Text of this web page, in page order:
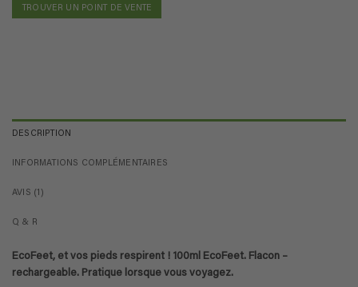
TROUVER UN POINT DE VENTE
DESCRIPTION
INFORMATIONS COMPLÉMENTAIRES
AVIS (1)
Q & R
EcoFeet, et vos pieds respirent ! 100ml EcoFeet. Flacon –
rechargeable. Pratique lorsque vous voyagez.